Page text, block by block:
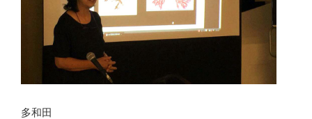
多和田